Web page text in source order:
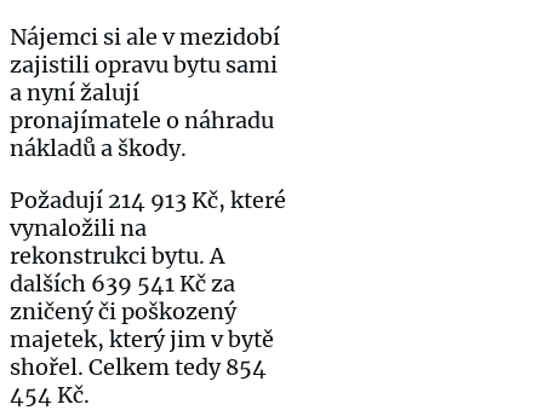
Nájemci si ale v mezidobí
zajistili opravu bytu sami
a nyní žalují
pronajímatele o náhradu
nákladů a škody.
Požadují 214 913 Kč, které
vynaložili na
rekonstrukci bytu. A
dalších 639 541 Kč za
zničený či poškozený
majetek, který jim v bytě
shořel. Celkem tedy 854
454 Kč.